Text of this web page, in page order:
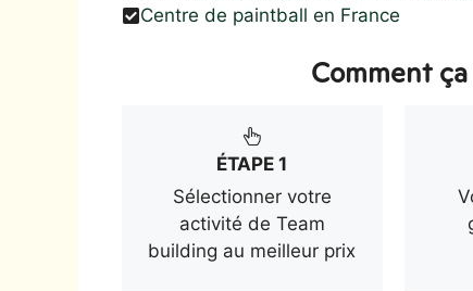
Centre de paintball en France
Comment
ÉTAPE 1
Sélectionner votre
activité de Team
building au meilleur prix